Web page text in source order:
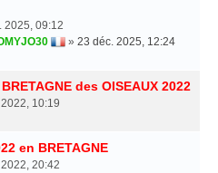
2025, 09:12
» 23 déc. 2025, 12:24
des OISEAUX 2022
10:19
en BRETAGNE
20:42